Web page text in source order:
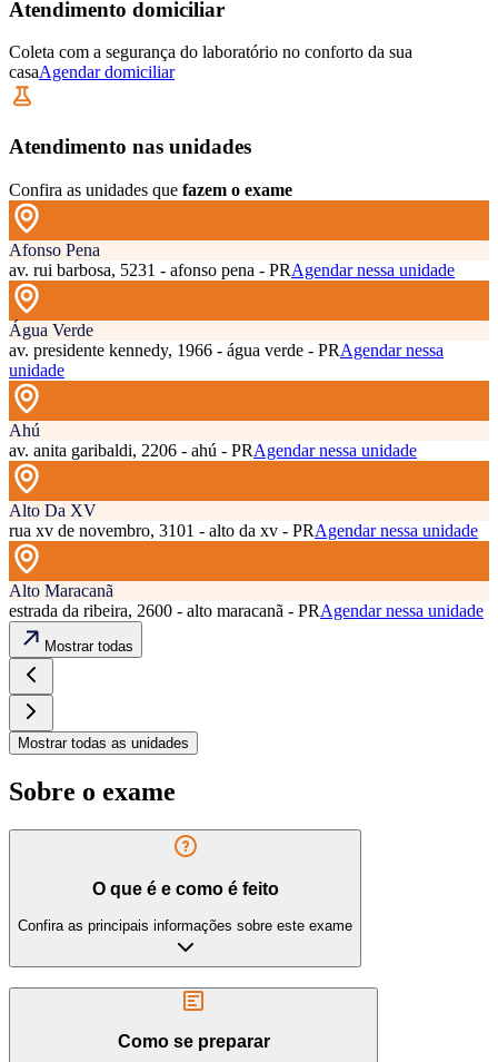
Atendimento domiciliar
Coleta com a segurança do laboratório no conforto da sua
casaAgendar domiciliar
Atendimento nas unidades
Confira as unidades que fazem o exame
Afonso Pena
av. rui barbosa, 5231 - afonso pena - PRAgendar nessa unidade
Água Verde
av. presidente kennedy, 1966 - água verde - PRAgendar nessa
unidade
Ahú
av. anita garibaldi, 2206 - ahú - PRAgendar nessa unidade
Alto Da XV
rua xv de novembro, 3101 - alto da xv - PRAgendar nessa unidade
Alto Maracanã
estrada da ribeira, 2600 - alto maracanã - PRAgendar nessa unidade
Mostrar todas
Mostrar todas as unidades
Sobre o exame
O que é e como é feito
Confira as principais informações sobre este exame
Como se preparar